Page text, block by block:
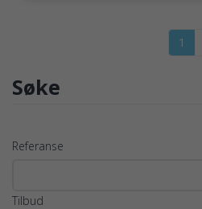
1
Søke
Referanse
Tilbud